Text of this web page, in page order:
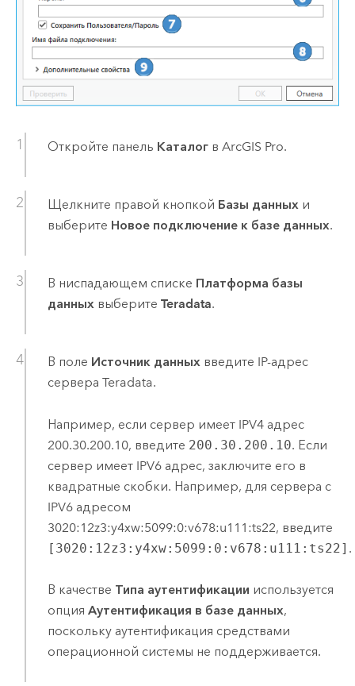
Откройте панель Каталогв ArcGIS Pro.
Щелкните правой кнопкой Базы данныхи
выберите Новое подключение к базе данных.
В ниспадающем списке Платформа базы
данныхвыберите Teradata.
В поле Источник данныхвведите IP-адрес
сервера Teradata.
Например, если сервер имеет IPV4 адрес
200.30.200.10, введите 200.30.200.10. Если
сервер имеет IPV6 адрес, заключите его в
квадратные скобки. Например, для сервера с
IPV6 адресом
3020:12z3:y4xw:5099:0:v678:u111:ts22, введите
[3020:12z3:y4xw:5099:0:v678:u111:ts22] .
В качестве Типа аутентификации используется
опция Аутентификация в базе данных,
поскольку аутентификация средствами
операционной системы не поддерживается.